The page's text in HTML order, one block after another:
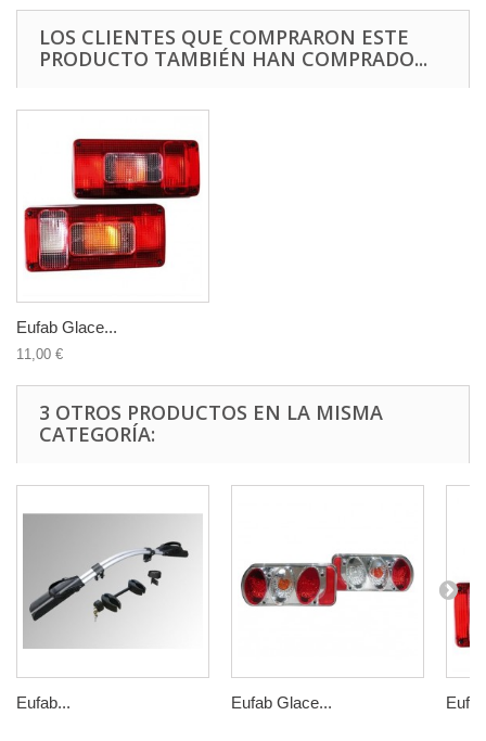
LOS CLIENTES QUE COMPRARON ESTE
PRODUCTO TAMBIÉN HAN COMPRADO...
Eufab Glace...
11,00 €
3 OTROS PRODUCTOS EN LA MISMA
CATEGORÍA:
Eufab... Eufab Glace...